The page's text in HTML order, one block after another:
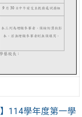
】114學年度第一學